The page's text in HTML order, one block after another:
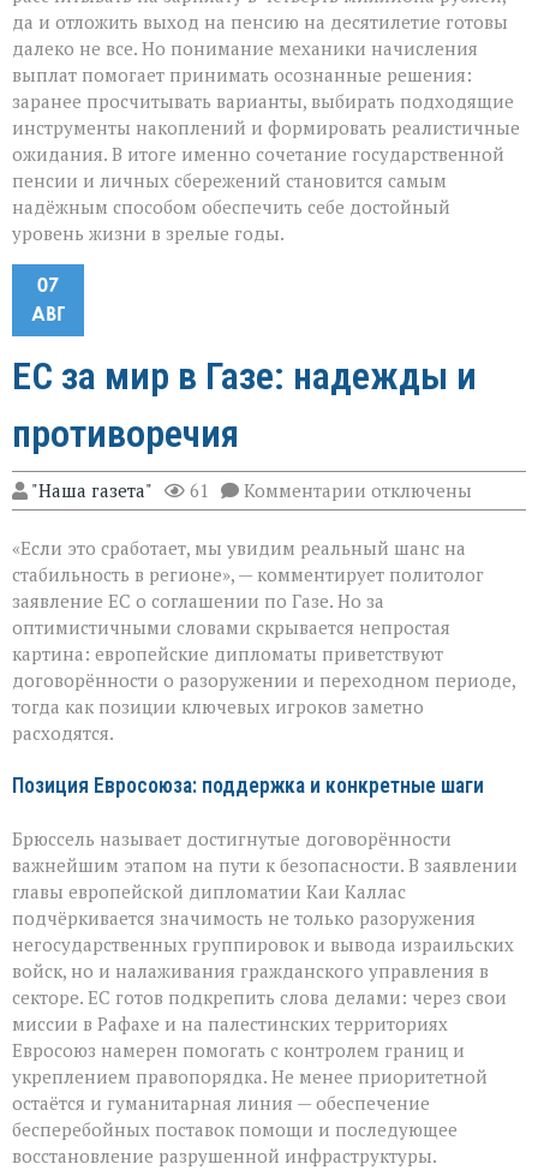
да и отложить выход на пенсию на десятилетие готовы
далеко не все. Но понимание механики начисления
выплат помогает принимать осознанные решения:
заранее просчитывать варианты, выбирать подходящие
инструменты накоплений и формировать реалистичные
ожидания. В итоге именно сочетание государственной
пенсии и личных сбережений становится самым
надёжным способом обеспечить себе достойный
уровень жизни в зрелые годы.
07
АВГ
ЕС за мир в Газе: надежды и
противоречия
"Наша газета" 61 Комментарии к
записи
за
мир
Газе:
надежды
и
противоречия
отключены
«Если это сработает, мы увидим реальный шанс на
стабильность в регионе», — комментирует политолог
заявление ЕС о соглашении по Газе. Но за
оптимистичными словами скрывается непростая
картина: европейские дипломаты приветствуют
договорённости о разоружении и переходном периоде,
тогда как позиции ключевых игроков заметно
расходятся.
Позиция Евросоюза: поддержка и конкретные шаги
Брюссель называет достигнутые договорённости
важнейшим этапом на пути к безопасности. В заявлении
главы европейской дипломатии Каи Каллас
подчёркивается значимость не только разоружения
негосударственных группировок и вывода израильских
войск, но и налаживания гражданского управления в
секторе. ЕС готов подкрепить слова делами: через свои
миссии в Рафахе и на палестинских территориях
Евросоюз намерен помогать с контролем границ и
укреплением правопорядка. Не менее приоритетной
остаётся и гуманитарная линия — обеспечение
бесперебойных поставок помощи и последующее
восстановление разрушенной инфраструктуры.